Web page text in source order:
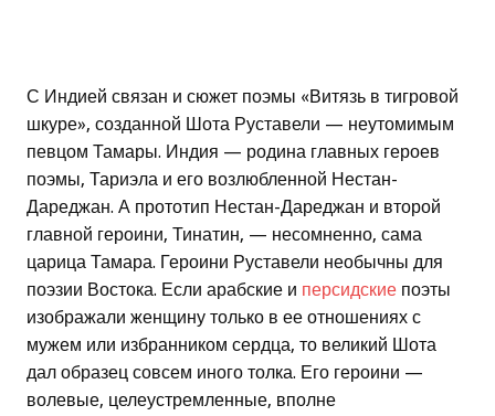
С Индией связан и сюжет поэмы «Витязь в тигровой
шкуре», созданной Шота Руставели — неутомимым
певцом Тамары. Индия — родина главных героев
поэмы, Тариэла и его возлюбленной Нестан-
Дареджан. А прототип Нестан-Дареджан и второй
главной героини, Тинатин, — несомненно, сама
царица Тамара. Героини Руставели необычны для
поэзии Востока. Если арабские и персидские поэты
изображали женщину только в ее отношениях с
мужем или избранником сердца, то великий Шота
дал образец совсем иного толка. Его героини —
волевые, целеустремленные, вполне